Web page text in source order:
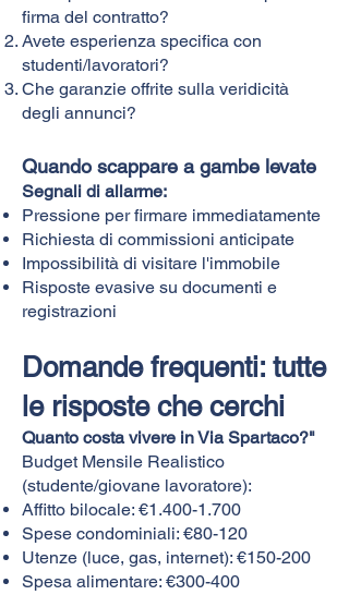
firma del contratto?
Avete esperienza specifica con
studenti/lavoratori?
Che garanzie offrite sulla veridicità
degli annunci?
Quando scappare a gambe levate
Segnali di allarme:
Pressione per firmare immediatamente
Richiesta di commissioni anticipate
Impossibilità di visitare l'immobile
Risposte evasive su documenti e
registrazioni
Domande frequenti: tutte
le risposte che cerchi
Quanto costa vivere in Via Spartaco?"
Budget Mensile Realistico
(studente/giovane lavoratore):
Affitto bilocale: €1.400-1.700
Spese condominiali: €80-120
Utenze (luce, gas, internet): €150-200
Spesa alimentare: €300-400